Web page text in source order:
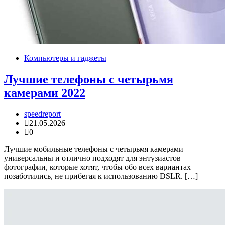
Компьютеры и гаджеты
Лучшие телефоны с четырьмя
камерами 2022
speedreport
21.05.2026
0
Лучшие мобильные телефоны с четырьмя камерами
универсальны и отлично подходят для энтузиастов
фотографии, которые хотят, чтобы обо всех вариантах
позаботились, не прибегая к использованию DSLR. […]